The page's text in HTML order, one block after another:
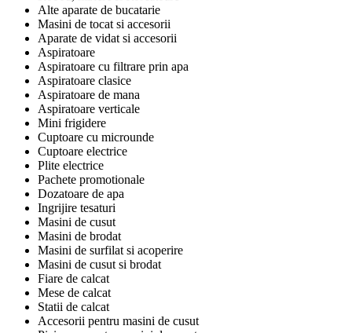
Alte aparate de bucatarie
Masini de tocat si accesorii
Aparate de vidat si accesorii
Aspiratoare
Aspiratoare cu filtrare prin apa
Aspiratoare clasice
Aspiratoare de mana
Aspiratoare verticale
Mini frigidere
Cuptoare cu microunde
Cuptoare electrice
Plite electrice
Pachete promotionale
Dozatoare de apa
Ingrijire tesaturi
Masini de cusut
Masini de brodat
Masini de surfilat si acoperire
Masini de cusut si brodat
Fiare de calcat
Mese de calcat
Statii de calcat
Accesorii pentru masini de cusut